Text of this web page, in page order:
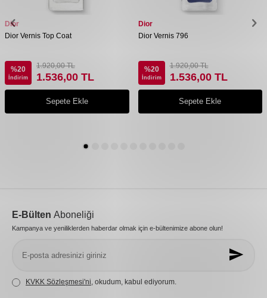
Dior
Dior Vernis Top Coat
%20
İndirim
1.920,00TL
1.536,00 TL
Sepete Ekle
Dior
Dior Vernis 796
%20
İndirim
1.920,00TL
1.536,00TL
Sepete Ekle
E-Bülten Aboneliği
Kampanya ve yeniliklerden haberdar olmak için e-bültenimize abone olun!
KVKK Sözleşmesi'ni , okudum, kabul ediyorum.